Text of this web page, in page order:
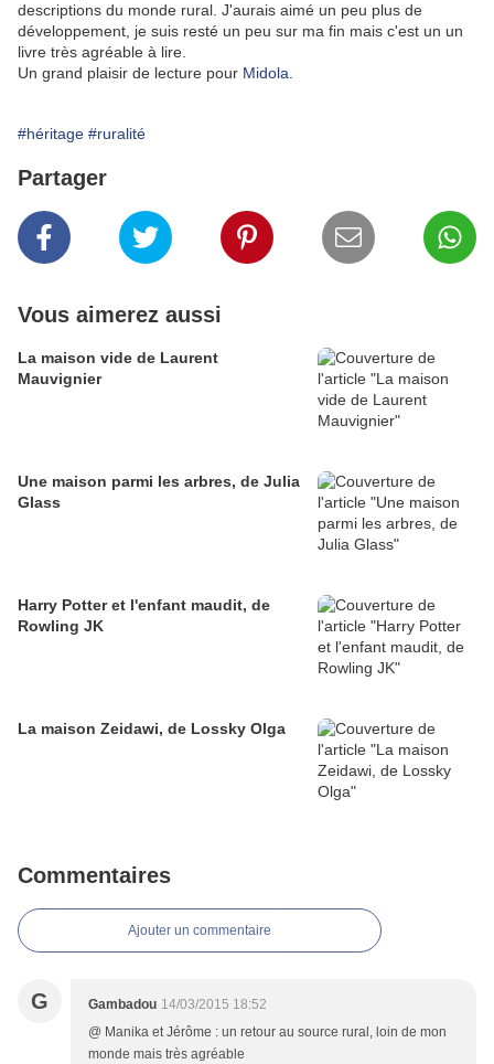
descriptions du monde rural. J'aurais aimé un peu plus de
développement, je suis resté un peu sur ma fin mais c'est un un
livre très agréable à lire.
Un grand plaisir de lecture pour Midola
#héritage #ruralité
Partager
Vous aimerez aussi
La maison vide de Laurent
Mauvignier
Une maison parmi les arbres, de Julia
Glass
Harry Potter et l'enfant maudit, de
Rowling JK
La maison Zeidawi, de Lossky Olga
Commentaires
Ajouter un commentaire
G Gambadou 14/03/2015 18:52
@ Manika et Jérôme : un retour au source rural, loin de mon
monde mais très agréable